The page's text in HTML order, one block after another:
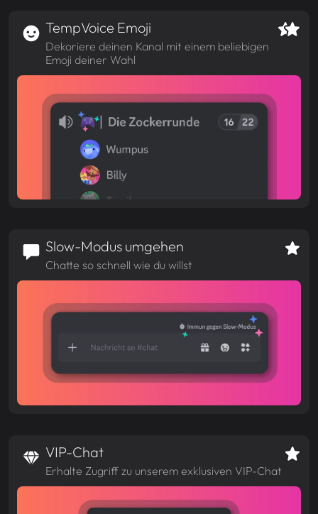
TempVoice Emoji
Dekoriere deinen Kanal mit einem beliebigen
Emoji deiner Wahl
Slow-Modus umgehen
Chatte so schnell wie du willst
VIP-Chat
Erhalte Zugriff zu unserem exklusiven VIP-Chat